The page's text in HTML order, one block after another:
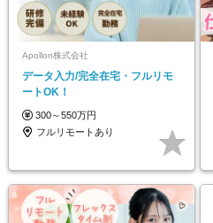
Apollon株式会社
データ入力/完全在宅・フルリモ
ートOK！
300～550万円
フルリモートあり